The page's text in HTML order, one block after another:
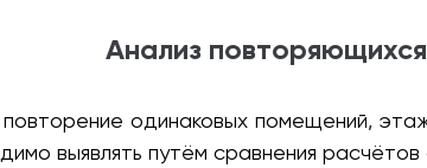
Анализ
одинаковых помещений,
выявлять путём сравнения